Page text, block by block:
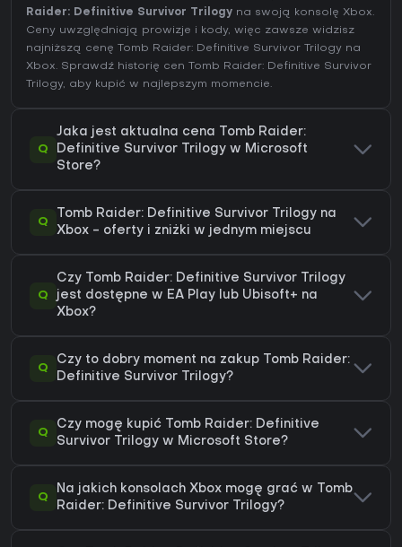
Raider: Definitive Survivor Trilogy na swoją konsolę Xbox.
Ceny uwzględniają prowizje i kody, więc zawsze widzisz
najniższą cenę Tomb Raider: Definitive Survivor Trilogy na
Xbox. Sprawdź historię cen Tomb Raider: Definitive Survivor
Trilogy, aby kupić w najlepszym momencie.
Q
Jaka jest aktualna cena Tomb Raider:
Definitive Survivor Trilogy w Microsoft
Store?
Q
Tomb Raider: Definitive Survivor Trilogy na
Xbox - oferty i zniżki w jednym miejscu
Q
Czy Tomb Raider: Definitive Survivor Trilogy
jest dostępne w EA Play lub Ubisoft+ na
Xbox?
Q
Czy to dobry moment na zakup Tomb Raider:
Definitive Survivor Trilogy?
Q
Czy mogę kupić Tomb Raider: Definitive
Survivor Trilogy w Microsoft Store?
Q
Na jakich konsolach Xbox mogę grać w Tomb
Raider: Definitive Survivor Trilogy?